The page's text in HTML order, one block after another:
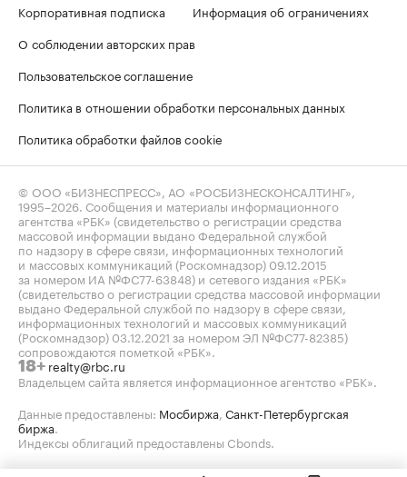
Корпоративная подписка
Информация об ограничениях
О соблюдении авторских прав
Пользовательское соглашение
Политика в отношении обработки персональных данных
Политика обработки файлов cookie
© ООО «БИЗНЕСПРЕСС», АО «РОСБИЗНЕСКОНСАЛТИНГ»,
1995–2026 . Сообщения и материалы информационного
агентства «РБК» (свидетельство о регистрации средства
массовой информации выдано Федеральной службой
по надзору в сфере связи, информационных технологий
и массовых коммуникаций (Роскомнадзор) 09.12.2015
за номером ИА №ФС77-63848) и сетевого издания «РБК»
(свидетельство о регистрации средства массовой информации
выдано Федеральной службой по надзору в сфере связи,
информационных технологий и массовых коммуникаций
(Роскомнадзор) 03.12.2021 за номером ЭЛ №ФС77-82385)
сопровождаются пометкой «РБК».
18+ realty@rbc.ru
Владельцем сайта является информационное агентство «РБК».
Данные предоставлены: Мосбиржа Санкт-Петербургская
биржа
Индексы облигаций предоставлены Cbonds.